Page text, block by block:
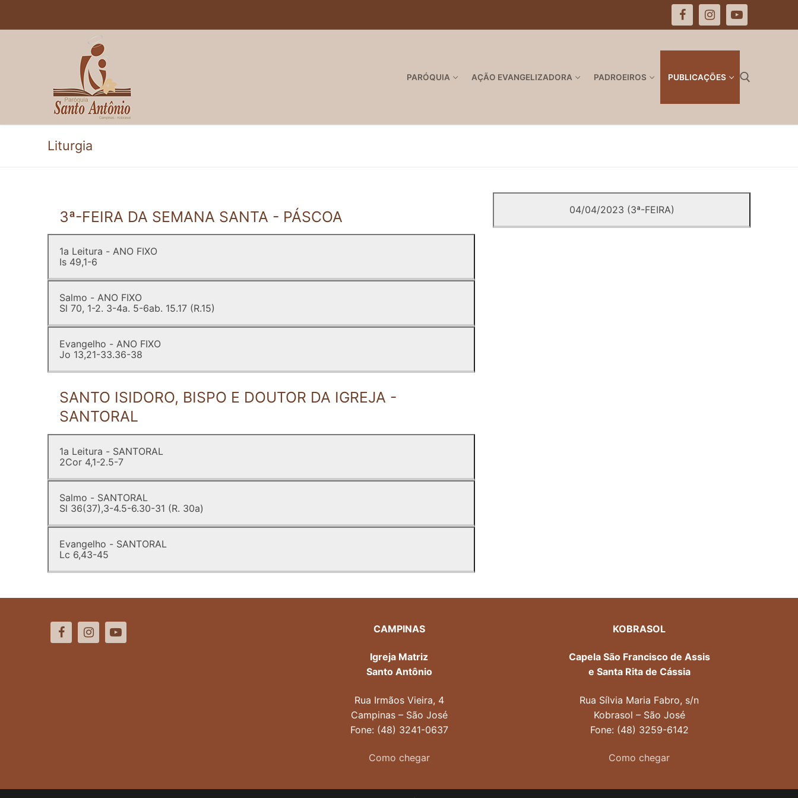
PARÓQUIA AÇÃO EVANGELIZADORA PADROEIROS PUBLICAÇÕES
Pesquisar por:
Liturgia
3ª-FEIRA DA SEMANA SANTA - PÁSCOA
1a Leitura - ANO FIXO
Is 49,1-6
Salmo - ANO FIXO
Sl 70, 1-2. 3-4a. 5-6ab. 15.17 (R.15)
Evangelho - ANO FIXO
Jo 13,21-33.36-38
SANTO ISIDORO, BISPO E DOUTOR DA IGREJA -
SANTORAL
1a Leitura - SANTORAL
2Cor 4,1-2.5-7
Salmo - SANTORAL
Sl 36(37),3-4.5-6.30-31 (R. 30a)
Evangelho - SANTORAL
Lc 6,43-45
04/04/2023 (3ª-FEIRA)
CAMPINAS
Igreja Matriz
Santo Antônio
Rua Irmãos Vieira, 4
Campinas – São José
Fone: (48) 3241-0637
Como chegar
KOBRASOL
Capela São Francisco de Assis
e Santa Rita de Cássia
Rua Sílvia Maria Fabro, s/n
Kobrasol – São José
Fone: (48) 3259-6142
Como chegar